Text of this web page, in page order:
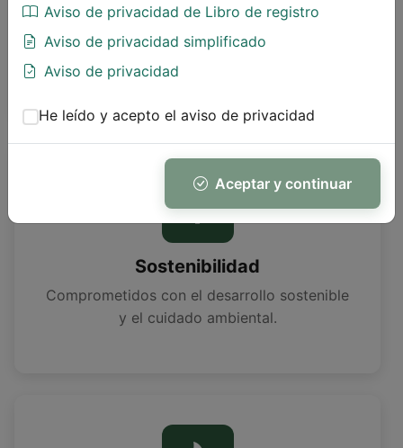
Aviso de privacidad de Libro de registro
Aviso de privacidad simplificado
Aviso de privacidad
He leído y acepto el aviso de privacidad
Aceptar y continuar
Respeto
Valoramos la diversidad y tratamos a todos
con dignidad.
Sostenibilidad
Comprometidos con el desarrollo sostenible
y el cuidado ambiental.